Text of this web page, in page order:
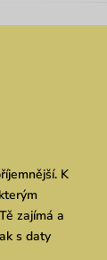
K
zajímá a
s daty